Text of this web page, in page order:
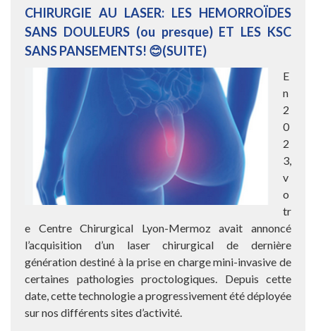
CHIRURGIE AU LASER: LES HEMORROÏDES
SANS DOULEURS (ou presque) ET LES KSC
SANS PANSEMENTS! 😊(SUITE)
E
n
2
0
2
3,
v
o
tr
e Centre Chirurgical Lyon-Mermoz avait annoncé
l’acquisition d’un laser chirurgical de dernière
génération destiné à la prise en charge mini-invasive de
certaines pathologies proctologiques. Depuis cette
date, cette technologie a progressivement été déployée
sur nos différents sites d’activité.